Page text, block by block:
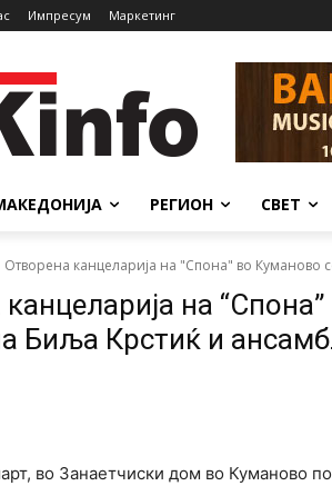
Импресум Маркетинг
РЕГИОН СВЕТ
Отворена канцеларија на "Спона" во Куманово
на
Биља Крстиќ и
во Занаетчиски дом во Куманово